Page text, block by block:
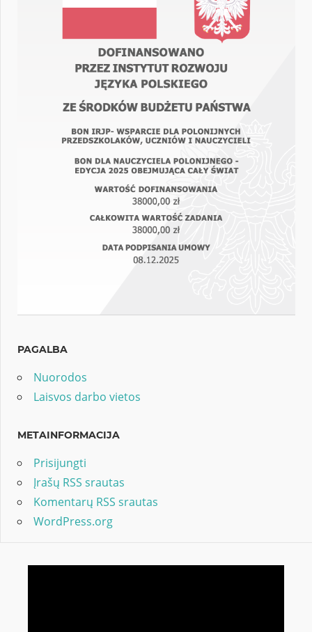
PAGALBA
Nuorodos
Laisvos darbo vietos
METAINFORMACIJA
Prisijungti
Įrašų RSS srautas
Komentarų RSS srautas
WordPress.org